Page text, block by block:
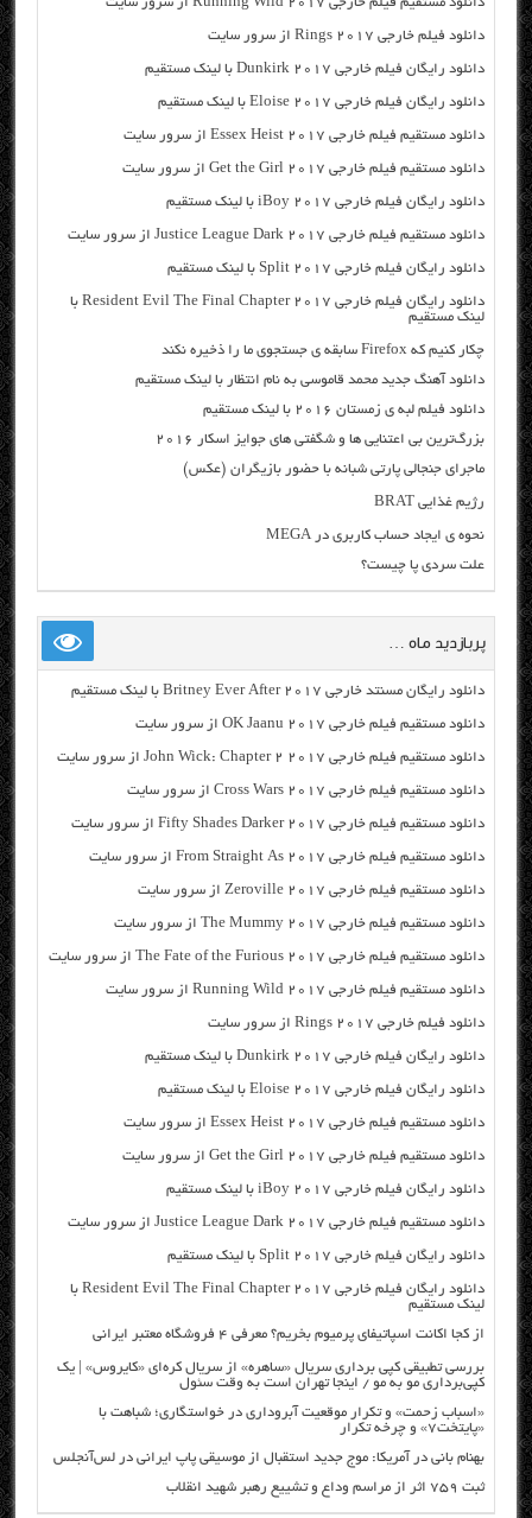
دانلود مستقیم فیلم خارجی Running Wild 2017 از سرور سایت
دانلود فیلم خارجی Rings 2017 از سرور سایت
دانلود رایگان فیلم خارجی Dunkirk 2017 با لینک مستقیم
دانلود رایگان فیلم خارجی Eloise 2017 با لینک مستقیم
دانلود مستقیم فیلم خارجی Essex Heist 2017 از سرور سایت
دانلود مستقیم فیلم خارجی Get the Girl 2017 از سرور سایت
دانلود رایگان فیلم خارجی iBoy 2017 با لینک مستقیم
دانلود مستقیم فیلم خارجی Justice League Dark 2017 از سرور سایت
دانلود رایگان فیلم خارجی Split 2017 با لینک مستقیم
دانلود رایگان فیلم خارجی Resident Evil The Final Chapter 2017 با
لینک مستقیم
چکار کنیم که Firefox سابقه ی جستجوی ما را ذخیره نکند
دانلود آهنگ جدید محمد قاموسی به نام انتظار با لینک مستقیم
دانلود فیلم لبه ی زمستان ۲۰۱۶ با لینک مستقیم
بزرگ‌ترین بی‌ اعتنایی‌ ها و شگفتی‌ های جوایز اسکار ۲۰۱۶
ماجرای جنجالی پارتی شبانه با حضور بازیگران (عکس)
رژیم غذایی BRAT
نحوه ی ایجاد حساب کاربری در MEGA
علت سردی پا چیست؟
پربازدید ماه …
دانلود رایگان مسنتد خارجی Britney Ever After 2017 با لینک مستقیم
دانلود مستقیم فیلم خارجی OK Jaanu 2017 از سرور سایت
دانلود مستقیم فیلم خارجی John Wick: Chapter 2 2017 از سرور سایت
دانلود مستقیم فیلم خارجی Cross Wars 2017 از سرور سایت
دانلود مستقیم فیلم خارجی Fifty Shades Darker 2017 از سرور سایت
دانلود مستقیم فیلم خارجی From Straight As 2017 از سرور سایت
دانلود مستقیم فیلم خارجی Zeroville 2017 از سرور سایت
دانلود مستقیم فیلم خارجی The Mummy 2017 از سرور سایت
دانلود مستقیم فیلم خارجی The Fate of the Furious 2017 از سرور سایت
دانلود مستقیم فیلم خارجی Running Wild 2017 از سرور سایت
دانلود فیلم خارجی Rings 2017 از سرور سایت
دانلود رایگان فیلم خارجی Dunkirk 2017 با لینک مستقیم
دانلود رایگان فیلم خارجی Eloise 2017 با لینک مستقیم
دانلود مستقیم فیلم خارجی Essex Heist 2017 از سرور سایت
دانلود مستقیم فیلم خارجی Get the Girl 2017 از سرور سایت
دانلود رایگان فیلم خارجی iBoy 2017 با لینک مستقیم
دانلود مستقیم فیلم خارجی Justice League Dark 2017 از سرور سایت
دانلود رایگان فیلم خارجی Split 2017 با لینک مستقیم
دانلود رایگان فیلم خارجی Resident Evil The Final Chapter 2017 با
لینک مستقیم
از کجا اکانت اسپاتیفای پرمیوم بخریم؟ معرفی ۴ فروشگاه معتبر ایرانی
بررسی تطبیقی کپی برداری سریال «ساهره» از سریال کره‌ای «کایروس» | یک
کپی‌برداری مو به مو / اینجا تهران است به وقت سئول
«اسباب زحمت» و تکرار موقعیت آبروداری در خواستگاری؛ شباهت با
«پایتخت۷» و چرخه تکرار
بهنام بانی در آمریکا: موج جدید استقبال از موسیقی پاپ ایرانی در لس‌آنجلس
ثبت ۷۵۹ اثر از مراسم وداع و تشییع رهبر شهید انقلاب